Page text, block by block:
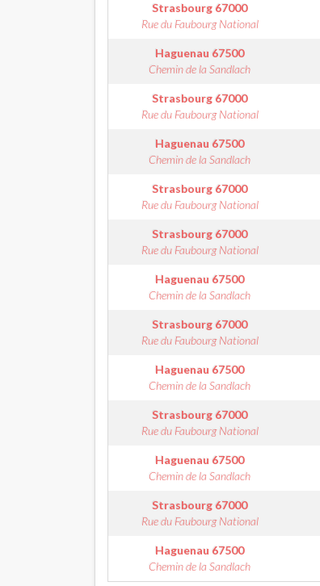
Strasbourg 67000
Rue du Faubourg National
Haguenau 67500
Chemin de la Sandlach
Strasbourg 67000
Rue du Faubourg National
Haguenau 67500
Chemin de la Sandlach
Strasbourg 67000
Rue du Faubourg National
Strasbourg 67000
Rue du Faubourg National
Haguenau 67500
Chemin de la Sandlach
Strasbourg 67000
Rue du Faubourg National
Haguenau 67500
Chemin de la Sandlach
Strasbourg 67000
Rue du Faubourg National
Haguenau 67500
Chemin de la Sandlach
Strasbourg 67000
Rue du Faubourg National
Haguenau 67500
Chemin de la Sandlach